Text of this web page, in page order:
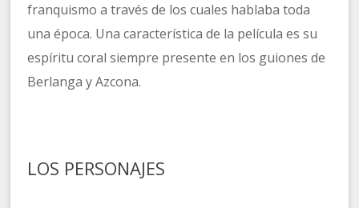
franquismo a través de los cuales hablaba toda
una época. Una característica de la película es su
espíritu coral siempre presente en los guiones de
Berlanga y Azcona.
LOS PERSONAJES